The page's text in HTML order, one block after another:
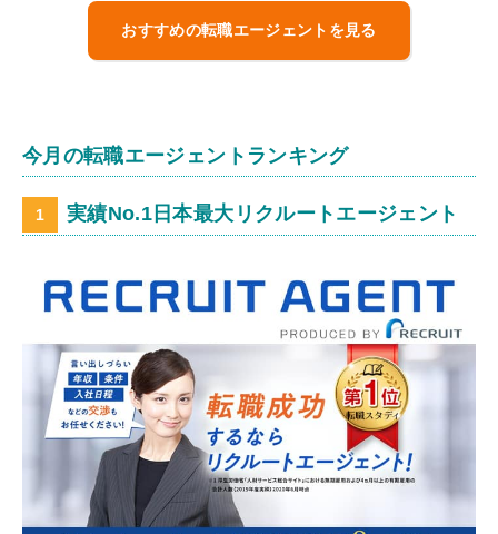
おすすめの転職エージェントを見る
今月の転職エージェントランキング
実績No.1日本最大リクルートエージェント